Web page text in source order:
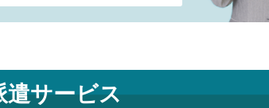
遣サービス